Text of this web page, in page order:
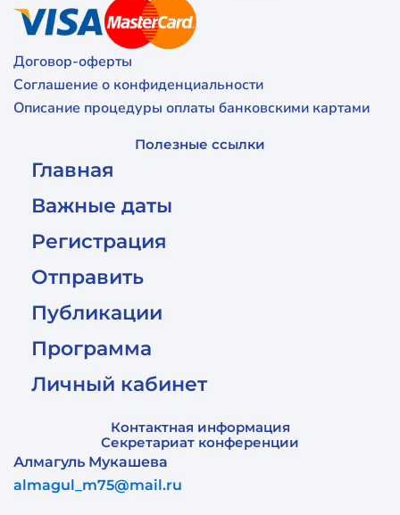
Договор-оферты
Соглашение о конфиденциальности
Описание процедуры оплаты банковскими картами
Полезные ссылки
Главная
Важные даты
Регистрация
Отправить
Публикации
Программа
Личный кабинет
Контактная информация
Секретариат конференции
Алмагуль Мукашева
almagul_m75@mail.ru